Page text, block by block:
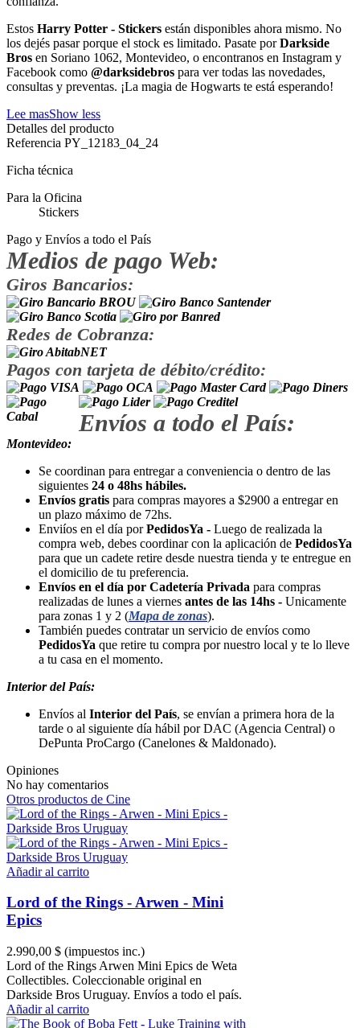
Estos Harry Potter - Stickers están disponibles ahora mismo. No
los dejés pasar porque el stock es limitado. Pasate porDarkside
Bros en Soriano 1062, Montevideo, o encontranos en Instagram y
Facebook como @darksidebros para ver todas las novedades,
consultas y preventas. ¡La magia de Hogwarts te está esperando!
Lee masShow less
Detalles del producto
Referencia PY_12183_04_24
Ficha técnica
Para la Oficina
Stickers
Pago y Envíos a todo el País
Medios de pago Web:
Giros Bancarios:
Redes de Cobranza:
Pagos con tarjeta de débito/crédito:
Envíos a todo el País:
Montevideo:
Se coordinan para entregar a conveniencia o dentro de las
siguientes 24 o 48hs hábiles.
Envíos gratis para compras mayores a $2900 a entregar en
un plazo máximo de 72hs.
Enviíos en el día porPedidosYa - Luego de realizada la
compra web, debes coordinar con la aplicación de PedidosYa
para que un cadete retire desde nuestra tienda y te entregue en
el domicilio de tu preferencia.
Envíos en el día por Cadetería Privada para compras
realizadas de lunes a viernes antes de las 14hs - Unicamente
para zonas 1 y 2 (Mapa de zonas).
También puedes contratar un servicio de envíos como
PedidosYa que retire tu compra por nuestro local y te lo lleve
a tu casa en el momento.
Interior del País:
Envíos al Interior del País, se envían a primera hora de la
tarde o al siguiente día hábil por DAC (Agencia Central) o
DePunta ProCargo (Canelones & Maldonado).
Opiniones
No hay comentarios
Otros productos de Cine
Añadir al carrito
Lord of the Rings - Arwen - Mini
Epics
2.990,00 $ (impuestos inc.)
Lord of the Rings Arwen Mini Epics de Weta
Collectibles. Coleccionable original en
Darkside Bros Uruguay. Envíos a todo el país.
Añadir al carrito